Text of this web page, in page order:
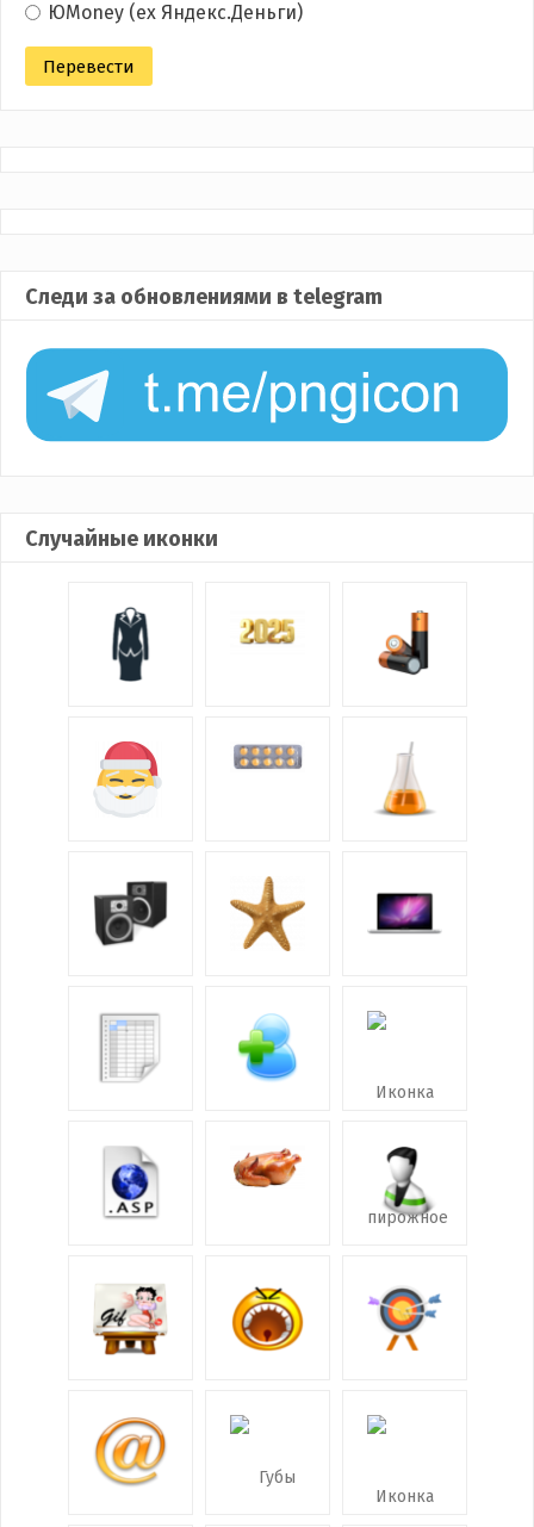
ЮMoney (ex Яндекс.Деньги)
Следи за обновлениями в telegram
Случайные иконки